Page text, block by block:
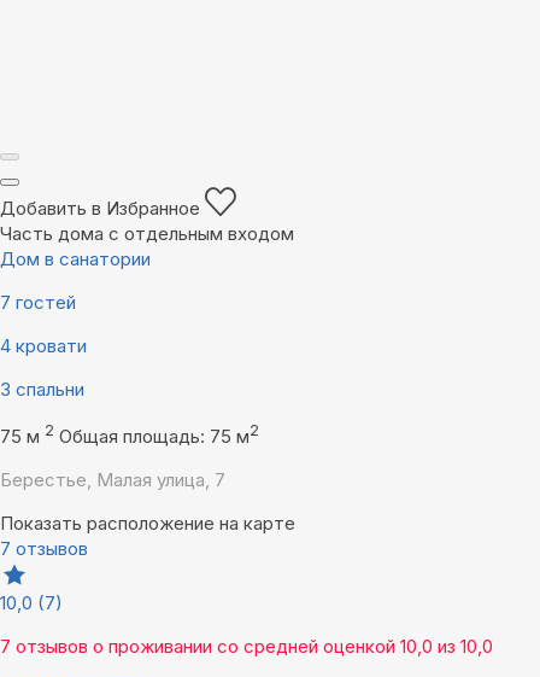
Добавить в Избранное
Часть дома с отдельным входом
Дом в санатории
7 гостей
4 кровати
3 спальни
75 м 2 Общая площадь: 75 м2
Берестье, Малая улица, 7
Показать расположение на карте
7 отзывов
10,0 (7)
7 отзывов о проживании со средней оценкой 10,0 из 10,0